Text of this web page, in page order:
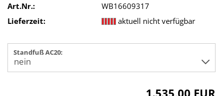
Art.Nr.:
WB16609317
Lieferzeit:
aktuell nicht verfügbar
Standfuß AC20:
1.535,00 EUR